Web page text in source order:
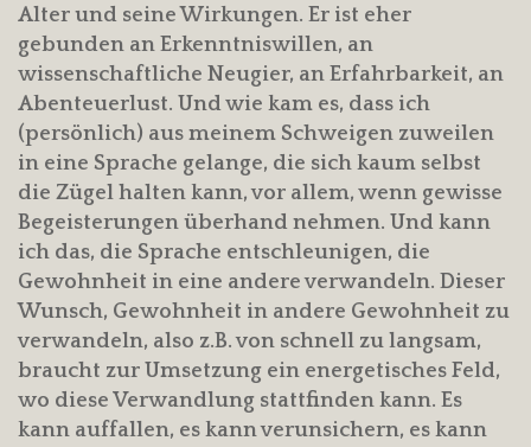
Alter und seine Wirkungen. Er ist eher
gebunden an Erkenntniswillen, an
wissenschaftliche Neugier, an Erfahrbarkeit, an
Abenteuerlust. Und wie kam es, dass ich
(persönlich) aus meinem Schweigen zuweilen
in eine Sprache gelange, die sich kaum selbst
die Zügel halten kann, vor allem, wenn gewisse
Begeisterungen überhand nehmen. Und kann
ich das, die Sprache entschleunigen, die
Gewohnheit in eine andere verwandeln. Dieser
Wunsch, Gewohnheit in andere Gewohnheit zu
verwandeln, also z.B. von schnell zu langsam,
braucht zur Umsetzung ein energetisches Feld,
wo diese Verwandlung stattfinden kann. Es
kann auffallen, es kann verunsichern, es kann